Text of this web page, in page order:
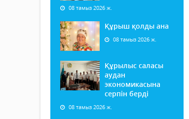
08 тамыз 2026 ж.
Құрыш қолды ана
08 тамыз 2026 ж.
Құрылыс саласы
аудан
экономикасына
серпін берді
08 тамыз 2026 ж.